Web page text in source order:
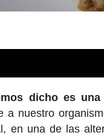
dicho es
a nuestro
en una de las